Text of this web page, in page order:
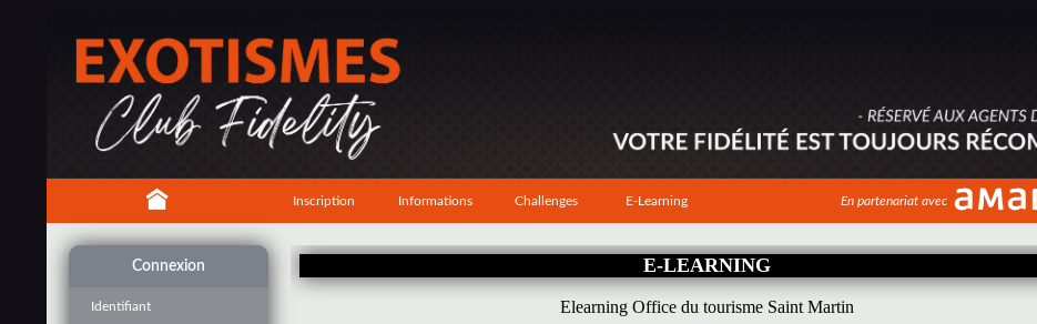
Inscription Informations Challenges E-Learning En partenariat avec
Connexion
Identifiant